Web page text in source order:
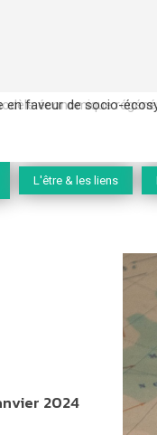
économique
L'être & les liens
2024